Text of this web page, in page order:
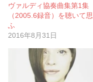
ヴァルディ協奏曲集第1集
（2005.6録音）を聴いて思
ふ
2016年8月31日